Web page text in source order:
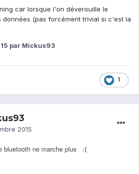
car lorsque l'on déverouille le
(pas forcément trivial si c'est la
par Mickus93
1
2015
bluetooth ne marche plus :(